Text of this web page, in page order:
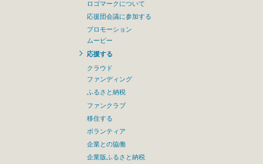
ロゴマークについて
応援団会議に参加する
プロモーション
ムービー
応援する
クラウド
ファンディング
ふるさと納税
ファンクラブ
移住する
ボランティア
企業との協働
企業版ふるさと納税